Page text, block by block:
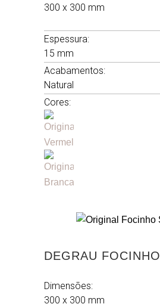
300 x 300 mm
Espessura:
15 mm
Acabamentos:
Natural
Cores:
DEGRAU FOCINHO
Dimensões:
300 x 300 mm